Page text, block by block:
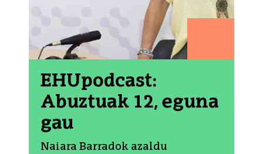
EHUpodcast:
Abuztuak 12, eguna
gau
Naiara Barradok azaldu